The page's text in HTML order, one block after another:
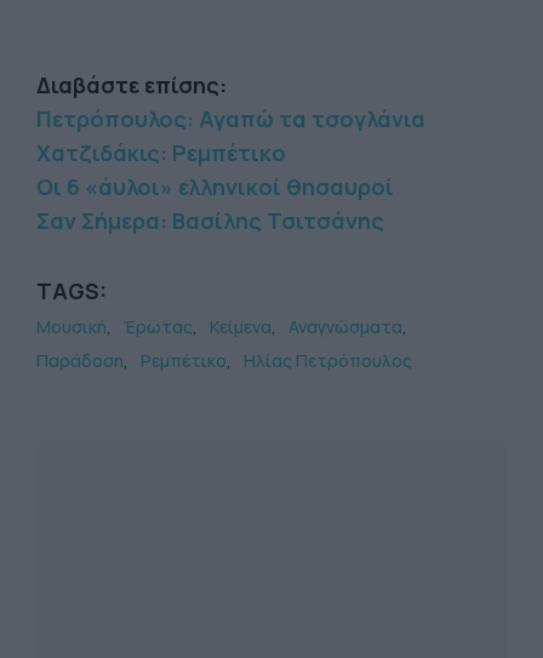
Διαβάστε επίσης:
Πετρόπουλος: Αγαπώ τα τσογλάνια
Χατζιδάκις: Ρεμπέτικο
Οι 6 «άυλοι» ελληνικοί θησαυροί
Σαν Σήμερα: Βασίλης Τσιτσάνης
TAGS:
Μουσική Έρωτας Κείμενα
Αναγνώσματα
Παράδοση
Ρεμπέτικο Ηλίας Πετρόπουλος